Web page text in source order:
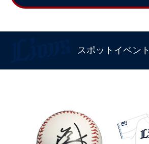
スポットイベント